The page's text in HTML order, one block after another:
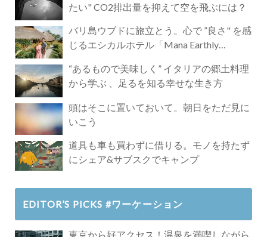
たい" CO2排出量を抑えて空を飛ぶには？
バリ島ウブドに旅立とう。心で ”良さ" を感
じるエシカルホテル「Mana Earthly
“あるもので美味しく” イタリアの郷土料理
から学ぶ 、足るを知る幸せな生き方
頭はそこに置いておいて。朝日をただ見に
いこう
道具も車も買わずに借りる。モノを持たず
にシェア&サブスクでキャンプ
EDITOR’S PICKS #ワーケーション
東京から好アクセス！温泉を満喫しながら